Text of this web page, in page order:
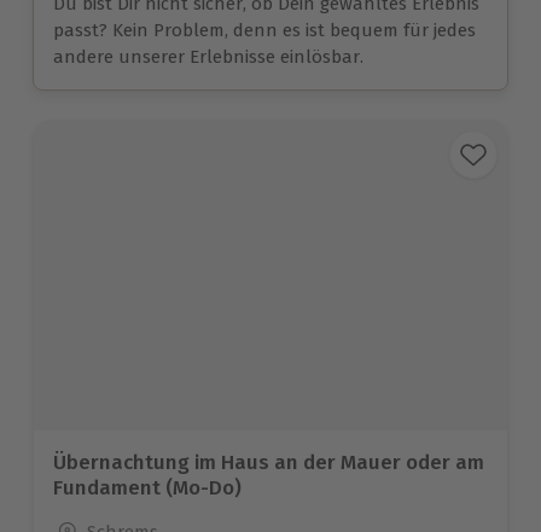
passt? Kein Problem, denn es ist bequem für jedes
andere unserer Erlebnisse einlösbar.
Übernachtung im Haus an der Mauer oder am
Fundament (Mo-Do)